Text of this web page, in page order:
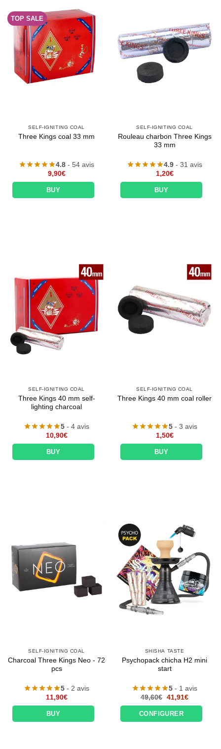
TOP SALE
SELF-IGNITING COAL
Three Kings coal 33 mm
4.8 - 54 avis
9,90€
BUY
SELF-IGNITING COAL
Rouleau charbon Three Kings
33 mm
4.9 - 31 avis
1,20€
BUY
SELF-IGNITING COAL
Three Kings 40 mm self-
lighting charcoal
5 - 4 avis
10,90€
BUY
SELF-IGNITING COAL
Three Kings 40 mm coal roller
5 - 3 avis
1,50€
BUY
SELF-IGNITING COAL
Charcoal Three Kings Neo - 72
pcs
5 - 2 avis
11,90€
BUY
SHISHA TASTE
Psychopack chicha H2 mini
start
5 - 1 avis
49,60€ Le
initial
était :
49,60€.
41,91€Le
actuel
41,91€.
CONFIGURER